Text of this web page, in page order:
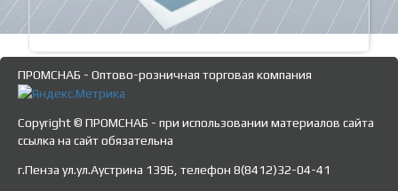
ПРОМСНАБ - Оптово-розничная торговая компания
Copyright © ПРОМСНАБ - при использовании материалов сайта
ссылка на сайт обязательна
г.Пенза ул.ул.Аустрина 139Б, телефон 8(8412)32-04-41